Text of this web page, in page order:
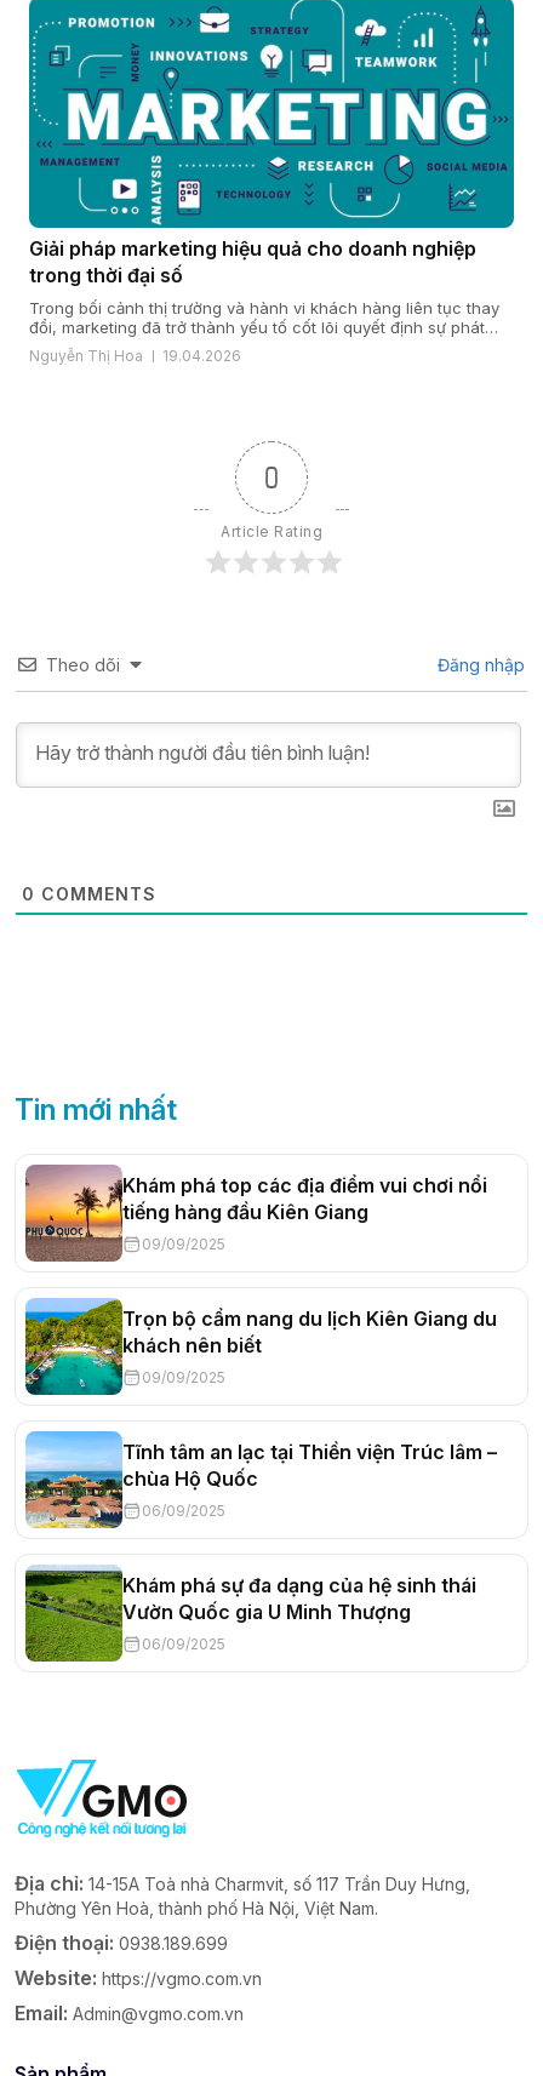
Giải pháp marketing hiệu quả cho doanh nghiệp
trong thời đại số
Trong bối cảnh thị trường và hành vi khách hàng liên tục thay
đổi, marketing đã trở thành yếu tố cốt lõi quyết định sự phát
triển của doanh nghiệp. Một giải pháp marketing hiệu quả nằm
ở cách doanh nghiệp hiểu khách hàng, xây dựng chiến lược
Nguyễn Thị Hoa 19.04.2026
0
Article Rating
Theo dõi Đăng nhập
0 COMMENTS
Tin mới nhất
Khám phá top các địa điểm vui chơi nổi
tiếng hàng đầu Kiên Giang
09/09/2025
Trọn bộ cẩm nang du lịch Kiên Giang du
khách nên biết
09/09/2025
Tĩnh tâm an lạc tại Thiền viện Trúc lâm –
chùa Hộ Quốc
06/09/2025
Khám phá sự đa dạng của hệ sinh thái
Vườn Quốc gia U Minh Thượng
06/09/2025
Địa chỉ: 14-15A Toà nhà Charmvit, số 117 Trần Duy Hưng,
Phường Yên Hoà, thành phố Hà Nội, Việt Nam.
Điện thoại: 0938.189.699
Website: https://vgmo.com.vn
Email: Admin@vgmo.com.vn